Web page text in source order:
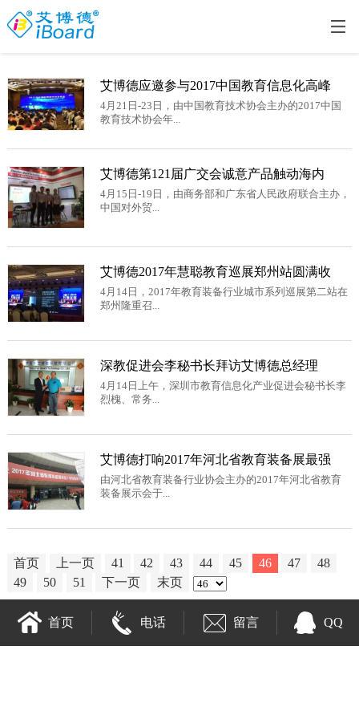
艾博德应邀参与2017中国教育信息化高峰
4月21日-23日，由中国教育技术协会主办的2017中国
教育技术协会年...
艾博德第121届广交会诚意产品触动海内
4月15日-19日，由商务部和广东省人民政府联合主办，
中国对外贸...
艾博德2017年慧聪教育巡展郑州站圆满收
4月14日，2017年教育装备行业城市系列巡展第二站在
郑州隆重召...
深教促进会李秘书长拜访艾博德总经理
4月14日上午，深圳市教育信息化产业促进会秘书长李
烈槐、常务...
艾博德打响2017年河北省教育装备展最强
由河北省教育装备行业协会主办的2017年河北省教育
装备展示会于...
首页 上一页 41 42 43 44 45 46 47
48
49
50 51 下一页 末页
首页 电话 留言 QQ